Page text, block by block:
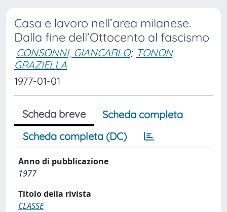
Casa e lavoro nell’area milanese.
Dalla fine dell’Ottocento al fascismo
CONSONNI, GIANCARLO; TONON,
GRAZIELLA
1977-01-01
Scheda breve
Scheda completa
Scheda completa (DC)
Anno di pubblicazione
1977
Titolo della rivista
CLASSE